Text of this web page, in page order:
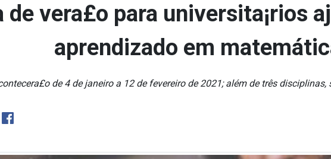
de vera£o para universita¡rios
aprendizado em
de 4 de janeiro a 12 de fevereiro de 2021; além de três